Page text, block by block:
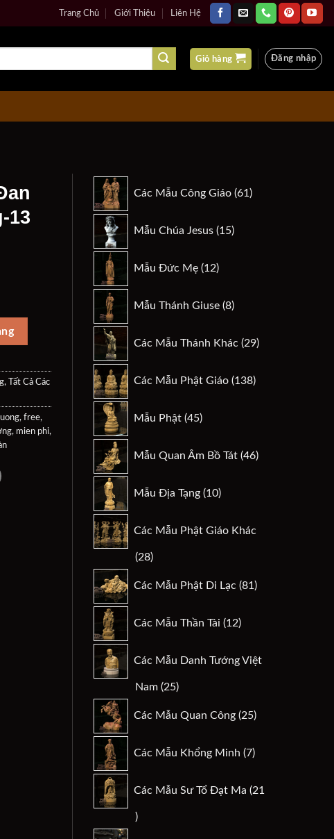
Trang Chủ Giới Thiệu Liên Hệ
Giỏ hàng Đăng nhập
13
Công-13 số lượng
,
Tất Cả Các
, free,
, mien phi,
Các Mẫu Công Giáo 61
sản
Mẫu Chúa Jesus 15
sản
Mẫu Đức Mẹ 12
sản
Mẫu Thánh Giuse 8
sản
Các Mẫu Thánh Khác
29
sản
Các Mẫu Phật Giáo 138
sản
Mẫu Phật 45
sản
Mẫu Quan Âm Bồ Tát 46
sản
Mẫu Địa Tạng 10
sản
Các Mẫu Phật Giáo Khác
2828
phẩm
Các Mẫu Phật Di Lạc 81
sản
Các Mẫu Thần Tài
12
sản
Các Mẫu Danh Tướng Việt
Nam 2525
phẩm
Các Mẫu Quan Công 25
sản
Các Mẫu Khổng Minh 7
sản
Các Mẫu Sư Tổ Đạt Ma
21
21